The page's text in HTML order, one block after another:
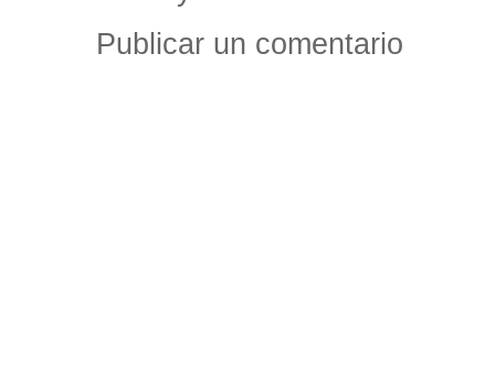
Publicar un comentario